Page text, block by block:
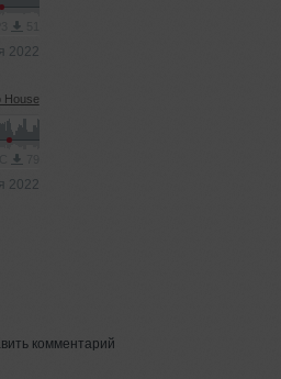
2022
House
2022
комментарий